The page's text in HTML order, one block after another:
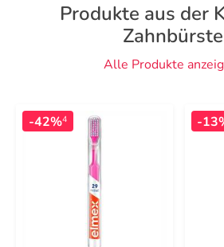
Produkte aus der
Alle Produkte
-42%4 -